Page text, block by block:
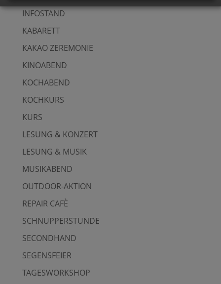
INFOSTAND
KABARETT
KAKAO ZEREMONIE
KINOABEND
KOCHABEND
KOCHKURS
KURS
LESUNG & KONZERT
LESUNG & MUSIK
MUSIKABEND
OUTDOOR-AKTION
REPAIR CAFÈ
SCHNUPPERSTUNDE
SECONDHAND
SEGENSFEIER
TAGESWORKSHOP